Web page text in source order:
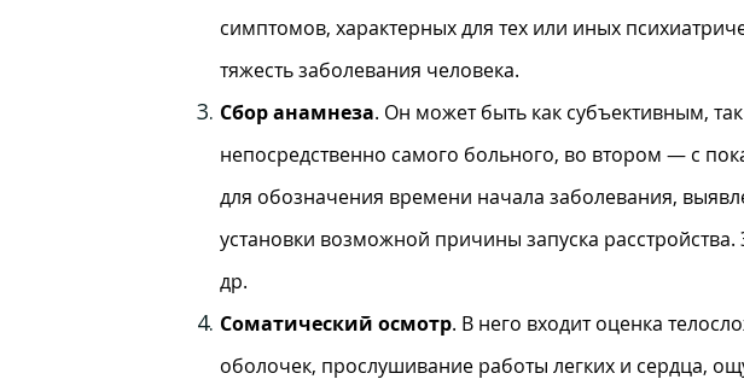
симптомов, характерных для тех или иных
тяжесть заболевания человека.
Сбор анамнеза. Он может быть как субъективным,
непосредственно самого больного, во втором — с
для обозначения времени начала заболевания,
установки возможной причины запуска
др.
Соматический осмотр. В него входит оценка
оболочек, прослушивание работы легких и сердца,